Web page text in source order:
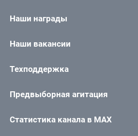
Наши награды
Наши вакансии
Техподдержка
Предвыборная агитация
Статистика канала в MAX